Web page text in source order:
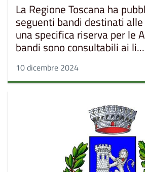
La Regione Toscana ha
seguenti bandi destinati
una specifica riserva per le
bandi sono consultabili ai li...
10 dicembre 2024